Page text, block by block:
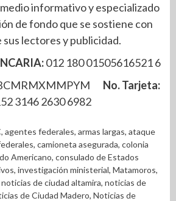
informativo y especializado
de fondo que se sostiene con
sus lectores y publicidad.
012 180 01505616521 6
No. Tarjeta:
3146 2630 6982
, agentes federales, armas largas, ataque
, camioneta asegurada, colonia
Americano, consulado de Estados
, investigación ministerial, Matamoros,
noticias de ciudad altamira, noticias de
de Ciudad Madero, Noticias de